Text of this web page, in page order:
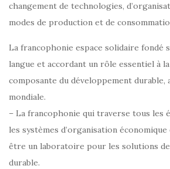
changement de technologies,
modes de production et de
La francophonie espace solidaire fondé
langue et accordant un rôle essentiel à
composante du développement durable,
mondiale.
– La francophonie qui traverse tous les
les systèmes d’organisation
être un laboratoire pour les solutions
durable.